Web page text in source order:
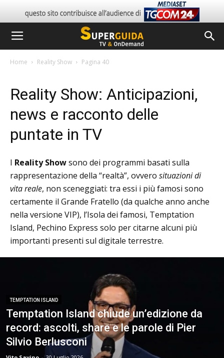
Home Reality Show Pagina 40
Reality Show: Anticipazioni,
news e racconto delle
puntate in TV
I Reality Showsono dei programmi basati sulla
rappresentazione della “realtà”, ovvero situazioni di
vita reale, non sceneggiati: tra essi i più famosi sono
certamente il Grande Fratello (da qualche anno anche
nella versione VIP), l’Isola dei famosi, Temptation
Island, Pechino Express solo per citarne alcuni più
importanti presenti sul digitale terrestre.
TEMPTATION ISLAND
Temptation Island chiude un’edizione da
record: ascolti, share e le parole di Pier
Silvio Berlusconi